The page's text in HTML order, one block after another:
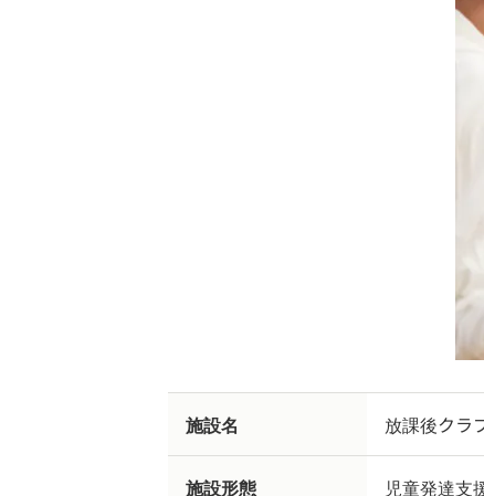
施設名 放課後ク
施設形態 児童発達支